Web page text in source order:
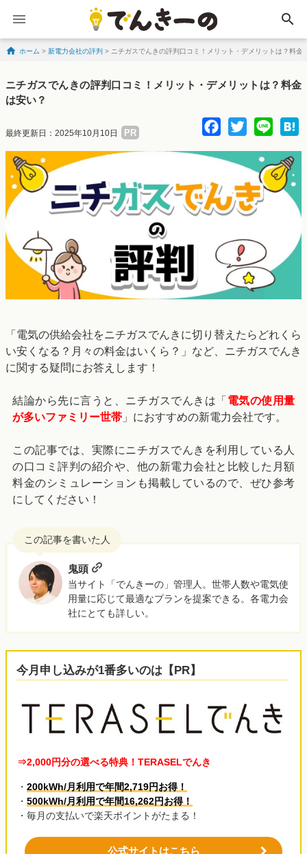
search
Skip to content
ホーム > 新電力会社の評判 > ニチガスでんきの評判口コミ！メリット・デメリットは？料金
ニチガスでんきの評判口コミ！メリット・デメリットは？料金
は安い？
最終更新日：2025年10月10日 PR
「電気の供給会社をニチガスでんきに切り替えたらどれくら
い安くなる？月々の料金はいくら？」など、ニチガスでんき
に関する疑問にお答えします！
結論から先に言うと、ニチガスでんきは「 電気の使用量
が多いファミリー世帯 」におすすめの新電力会社です。
この記事では、実際にニチガスでんきを利用している人
の口コミ評判の紹介や、 他の新電力会社と比較した月額
料金のシミュレーションも掲載しているので、ぜひ参考
にしてください！
鬼頭
当サイト「でんきーの」管理人。世帯人数や電気使
用量に応じて最適なプランを提案できる。各電力会
社にとても詳しい。
今月申し込みが1番多いのは【PR】
⇒2,000円分の選べる特典！TERASELでんき
・ 200kWh/月利用で年間2,719円お得！
・ 500kWh/月利用で年間16,262円お得！
・毎月の支払いで楽天ポイントがたまる！
公式サイトはこちら